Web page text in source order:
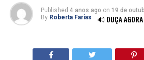
🔊 OUÇA AGORA
Published 4 anos ago on 19 de
By Roberta Farias